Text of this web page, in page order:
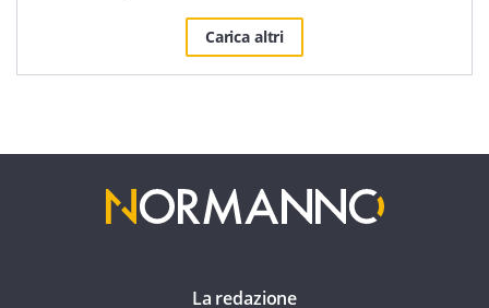
Carica altri
La redazione